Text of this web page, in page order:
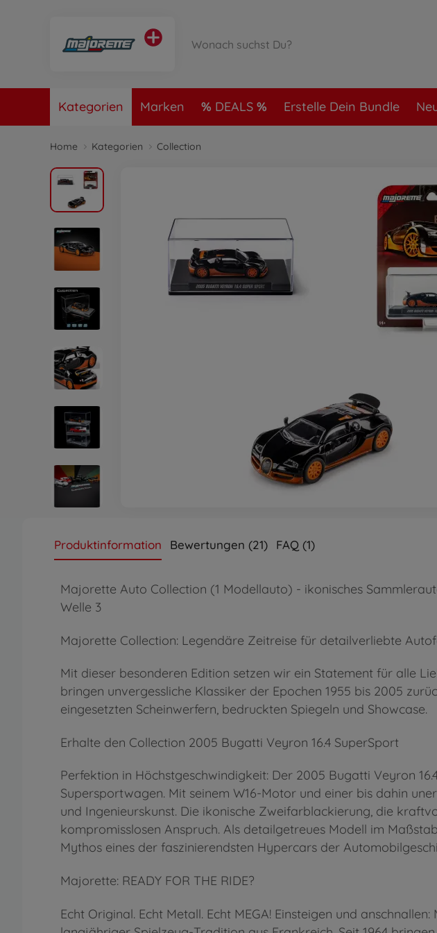
Kategorien Marken DEALS Erstelle Dein Bundle
Home Kategorien Collection
Produktinformation Bewertungen (21) FAQ (1)
Majorette Auto Collection (1 Modellauto) - ikonisches
Welle 3
Majorette Collection: Legendäre Zeitreise für detailverliebte
Mit dieser besonderen Edition setzen wir ein Statement für alle
bringen unvergessliche Klassiker der Epochen 1955 bis 2005
eingesetzten Scheinwerfern, bedruckten Spiegeln und Showcase.
Erhalte den Collection 2005 Bugatti Veyron 16.4 SuperSport
Perfektion in Höchstgeschwindigkeit: Der 2005 Bugatti Veyron
Supersportwagen. Mit seinem W16-Motor und einer bis dahin
und Ingenieurskunst. Die ikonische Zweifarblackierung, die
kompromisslosen Anspruch. Als detailgetreues Modell im Maßstab
Mythos eines der faszinierendsten Hypercars der
Majorette: READY FOR THE RIDE?
Echt Original. Echt Metall. Echt MEGA! Einsteigen und